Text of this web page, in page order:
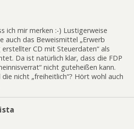
ich mir merken :-) Lustigerweise
auch das Beweismittel „Erwerb
CD mit Steuerdaten“ als
Da ist natürlich klar, dass die FDP
nicht guteheißen kann.
nicht „freiheitlich“? Hört wohl auch